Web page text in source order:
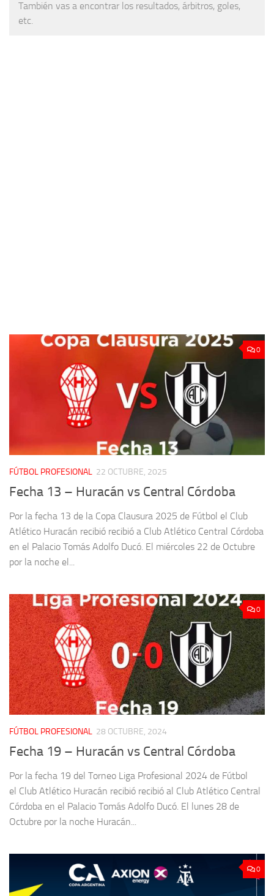
También vas a encontrar los resultados, árbitros, goles,
etc.
0
FÚTBOL PROFESIONAL 22 OCTUBRE, 2025
Fecha 13 – Huracán vs Central Córdoba
Por la fecha 13 de la Copa Clausura 2025 de Fútbol el Club
Atlético Huracán recibió recibió a Club Atlético Central Córdoba
en el Palacio Tomás Adolfo Ducó. El miércoles 22 de Octubre
por la noche el...
0
FÚTBOL PROFESIONAL 28 OCTUBRE, 2024
Fecha 19 – Huracán vs Central Córdoba
Por la fecha 19 del Torneo Liga Profesional 2024 de Fútbol
el Club Atlético Huracán recibió recibió al Club Atlético Central
Córdoba en el Palacio Tomás Adolfo Ducó. El lunes 28 de
Octubre por la noche Huracán...
0